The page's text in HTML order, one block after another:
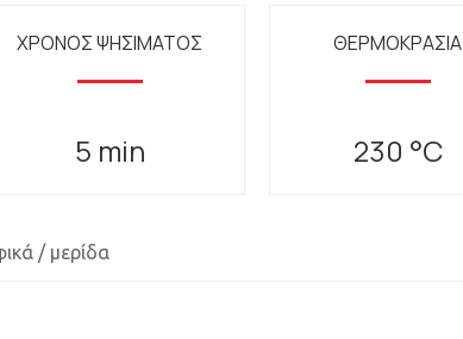
ΧΡΟΝΟΣ ΨΗΣΙΜΑΤΟΣ
5 min
ΘΕΡΜΟΚΡΑΣΙΑ
230 °C
/ μερίδα